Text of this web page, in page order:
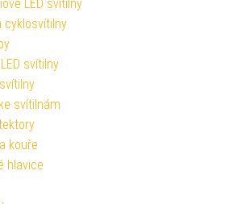
LED svítilny
cyklosvítilny
svítilny
svítilnám
kouře
hlavice